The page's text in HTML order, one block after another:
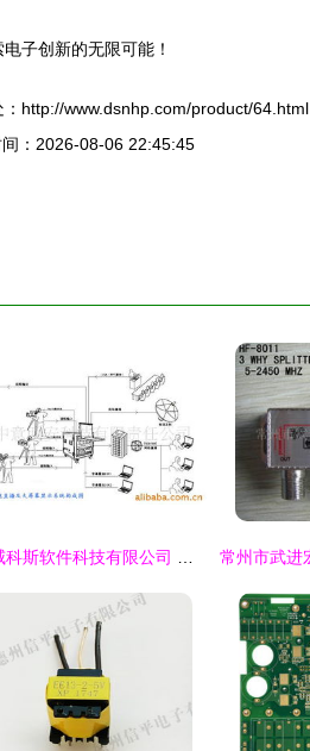
子创新的无限可能！
http://www.dsnhp.com/product/64.html
：2026-08-06 22:45:45